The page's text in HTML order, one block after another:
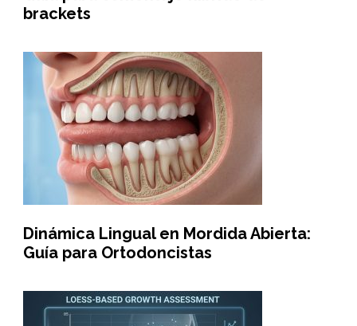
brackets
Dinámica Lingual en Mordida Abierta:
Guía para Ortodoncistas